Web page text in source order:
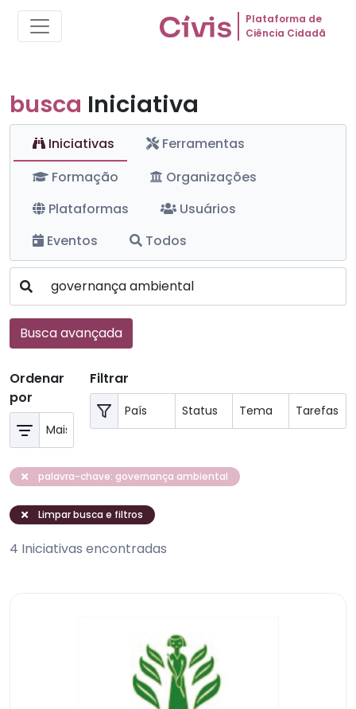
Plataforma de
Ciência Cidadã
busca Iniciativa
Iniciativas
Ferramentas
Formação
Organizações
Plataformas
Usuários
Eventos
Todos
Busca avançada
Ordenar
por
Filtrar
palavra-chave: governança ambiental
Limpar busca e filtros
4 Iniciativas encontradas